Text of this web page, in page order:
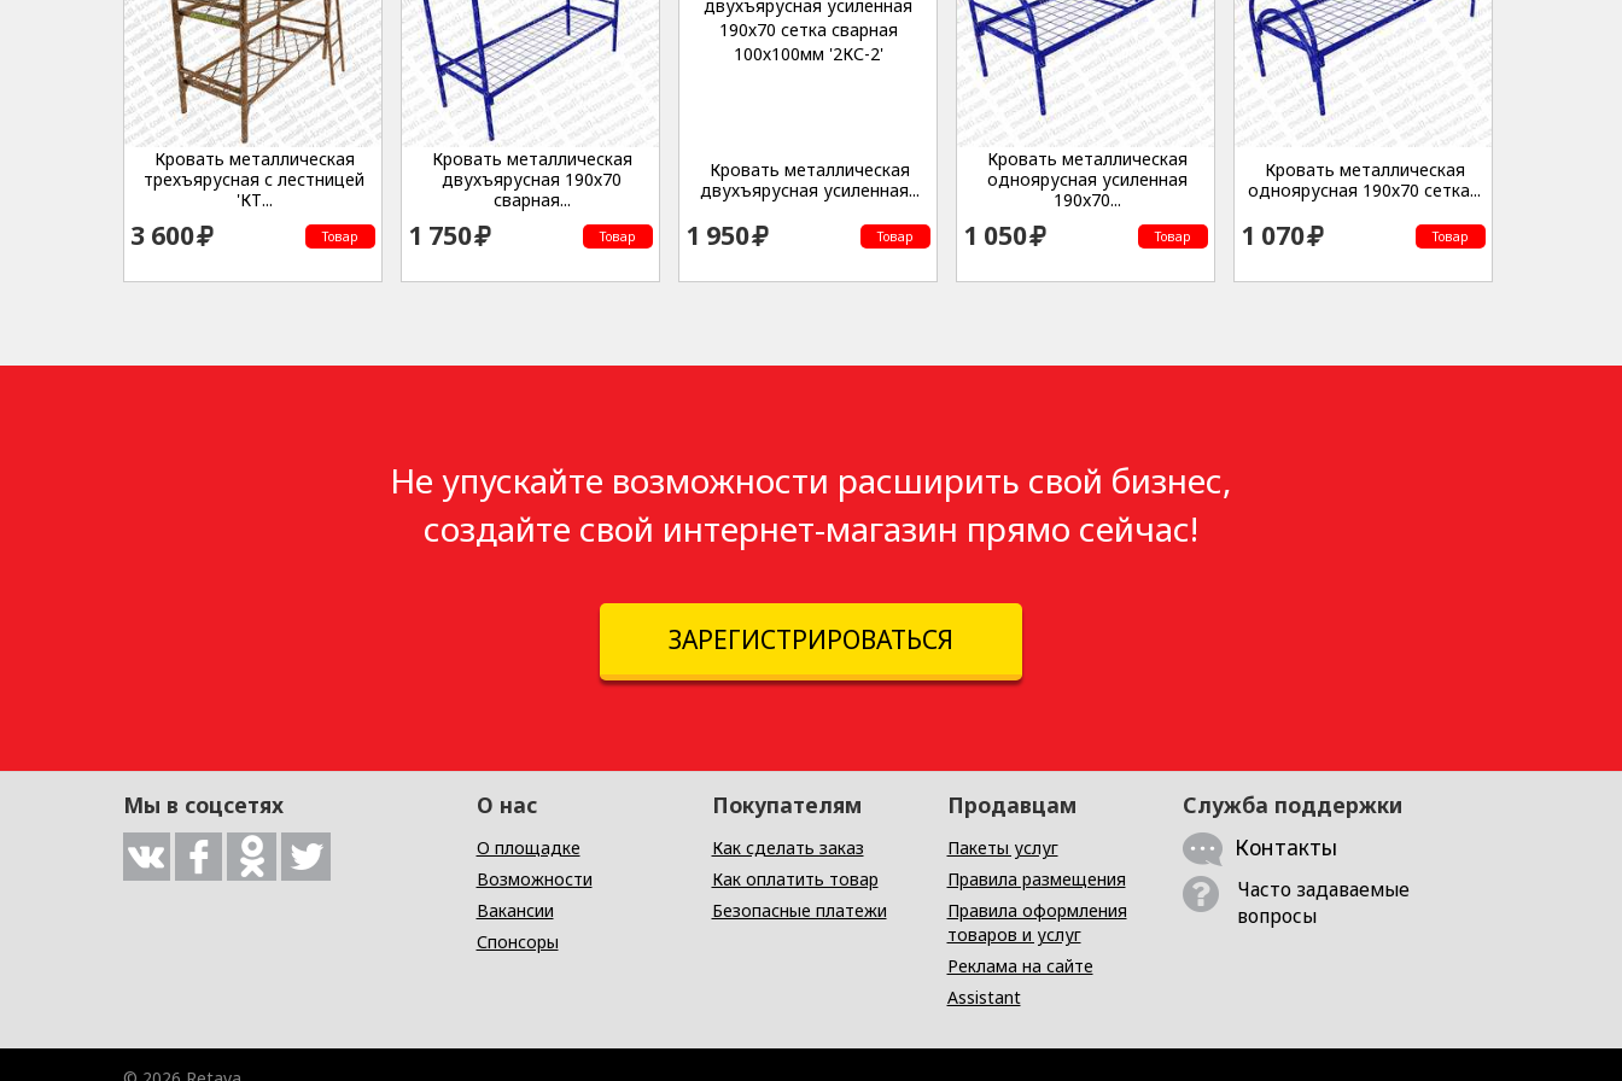
Кровать металлическая
трехъярусная с лестницей
'КТ...
3 600 Товар
Кровать металлическая
двухъярусная 190х70
сварная...
1 750 Товар
Кровать металлическая
двухъярусная усиленная...
1 950 Товар
Кровать металлическая
одноярусная усиленная
190x70...
1 050 Товар
Кровать металлическая
одноярусная 190х70 сетка...
1 070 Товар
Не упускайте возможности расширить свой бизнес,
создайте свой интернет-магазин прямо сейчас!
ЗАРЕГИСТРИРОВАТЬСЯ
Мы в соцсетях О нас
О площадке
Возможности
Вакансии
Спонсоры
Покупателям
Как сделать заказ
Как оплатить товар
Безопасные платежи
Продавцам
Пакеты услуг
Правила размещения
Правила оформления
товаров и услуг
Реклама на сайте
Assistant
Служба поддержки
Контакты
Часто задаваемые
вопросы